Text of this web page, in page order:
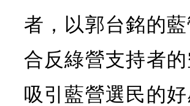
者，以郭台銘的
合反綠營支持者
吸引藍營選民的